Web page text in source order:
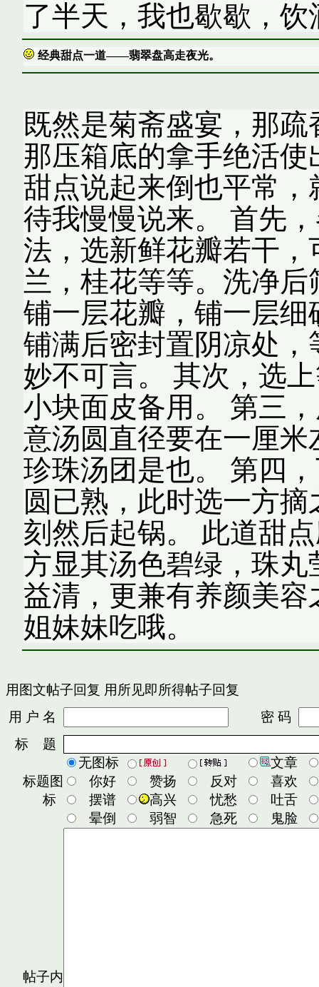
了半天，我也歇歇，
经典甜点一道——翡翠盘高走夜光。
既然是菊斋盛宴，那
那压箱底的拿手绝活
甜点说起来倒也平常
待我慢慢说来。 首先
法，选新鲜花瓣若干
兰，桂花等等。洗净
铺一层花瓣，铺一层
铺满后密封置阴凉处
妙不可言。 其次，选
小块面皮备用。 第三
意汤圆直径要在一厘
珍珠汤团是也。 第四
圆已熟，此时选一方
刻然后起锅。 此道甜
方显其汤色碧绿，珠
益清，更兼有养颜美
姐妹妹吃哦。
用图文帖子回复 用所见即所得帖子回复
用 户 名
密 码
标 题
标题图
标
无图标
文章
你好
赞扬 反对
喜欢
摆谱
高兴 忧愁
吐舌
晕倒
弱智 急死 鬼脸
帖子内